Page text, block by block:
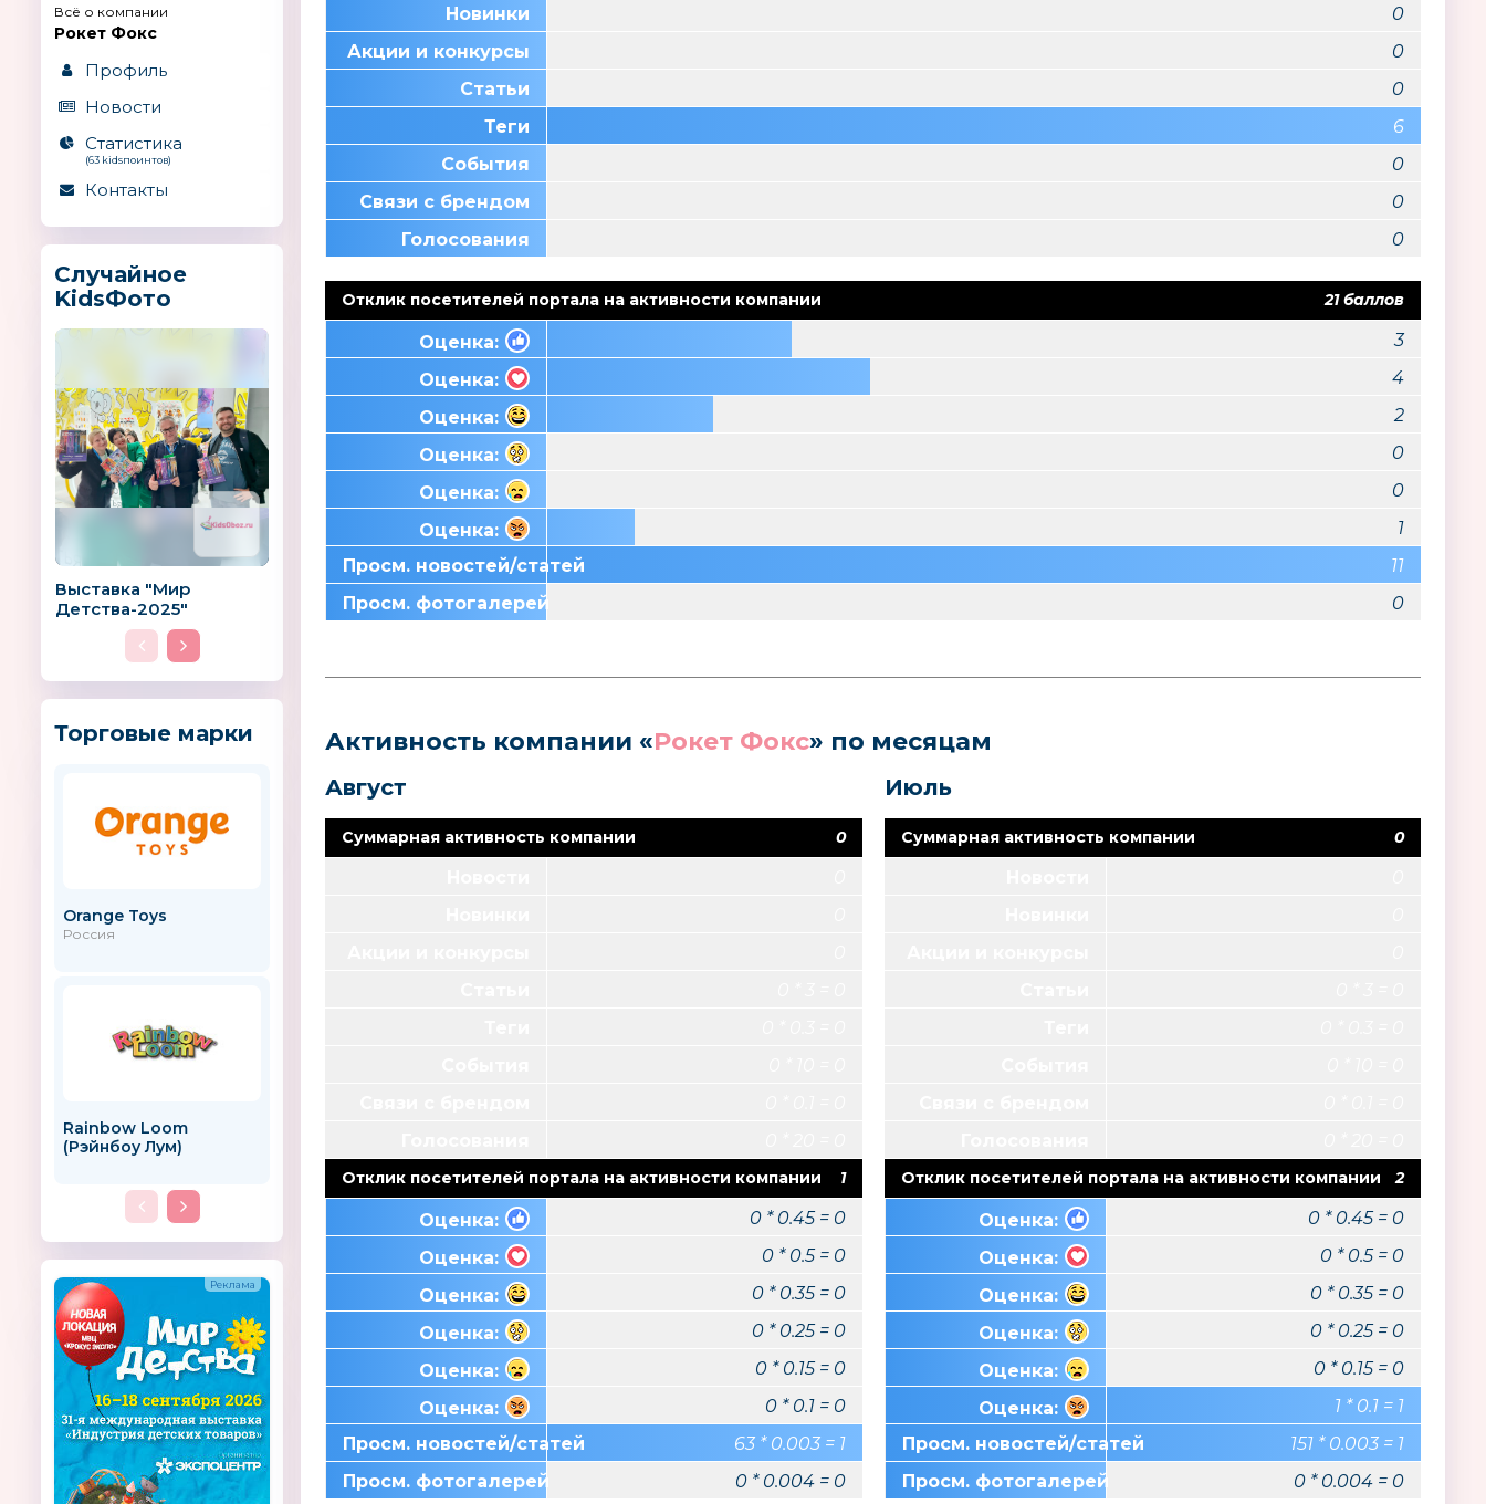
Всё о компании
Рокет Фокс
Профиль
Новости
Статистика
(63 kidsпоинтов)
Контакты
Случайное
KidsФото
Выставка "Мир
Детства-2025"
Торговые марки
Orange Toys
Россия
Rainbow Loom
(Рэйнбоу Лум)
Новинки
0
Акции и конкурсы
0
Статьи
0
Теги
6
События
0
Связи с брендом
0
Голосования
0
Отклик посетителей портала на активности компании 21 баллов
Оценка:
3
Оценка:
4
Оценка:
2
Оценка:
0
Оценка:
0
Оценка:
1
Просм. новостей/статей
11
Просм. фотогалерей
0
Активность компании «Рокет Фокс» по месяцам
Август
Суммарная активность компании 0
Отклик посетителей портала на активности компании 1
Оценка:
0 * 0.45 = 0
Оценка:
0 * 0.5 = 0
Оценка:
0 * 0.35 = 0
Оценка:
0 * 0.25 = 0
Оценка:
0 * 0.15 = 0
Оценка:
0 * 0.1 = 0
Просм. новостей/статей
63 * 0.003 = 1
Просм. фотогалерей
0 * 0.004 = 0
Июль
Суммарная активность компании 0
Отклик посетителей портала на активности компании 2
Оценка:
0 * 0.45 = 0
Оценка:
0 * 0.5 = 0
Оценка:
0 * 0.35 = 0
Оценка:
0 * 0.25 = 0
Оценка:
0 * 0.15 = 0
Оценка:
1 * 0.1 = 1
Просм. новостей/статей
151 * 0.003 = 1
Просм. фотогалерей
0 * 0.004 = 0